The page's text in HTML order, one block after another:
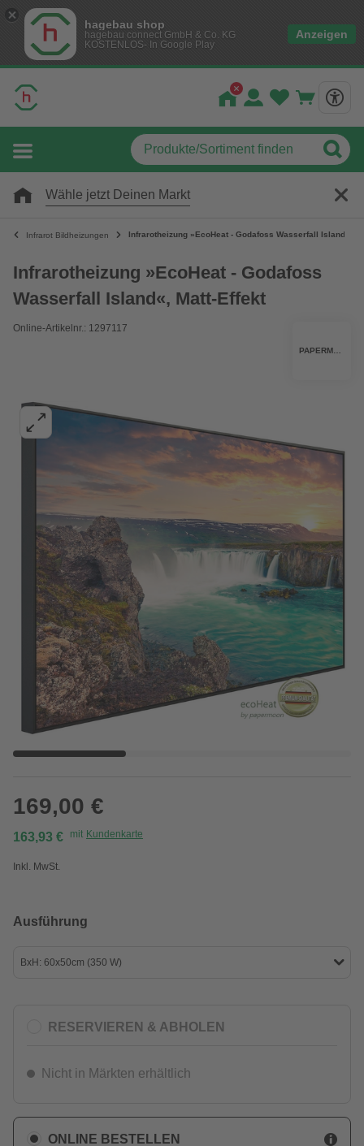
hagebau shop
hagebau connect GmbH & Co. KG
KOSTENLOS- In Google Play
Anzeigen
Wähle jetzt Deinen Markt
Infrarot Bildheizungen Infrarotheizung »EcoHeat - Godafoss Wasserfall Island«,
Infrarotheizung »EcoHeat - Godafoss
Wasserfall Island«, Matt-Effekt
Online-Artikelnr.: 1297117
169,00 €
163,93 € mit Kundenkarte
Inkl. MwSt.
Ausführung
BxH: 60x50cm (350 W)
RESERVIEREN & ABHOLEN
Nicht in Märkten erhältlich
ONLINE BESTELLEN